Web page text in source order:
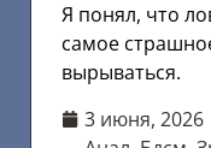
Я понял, что
самое
вырываться.
3 июня, 2026